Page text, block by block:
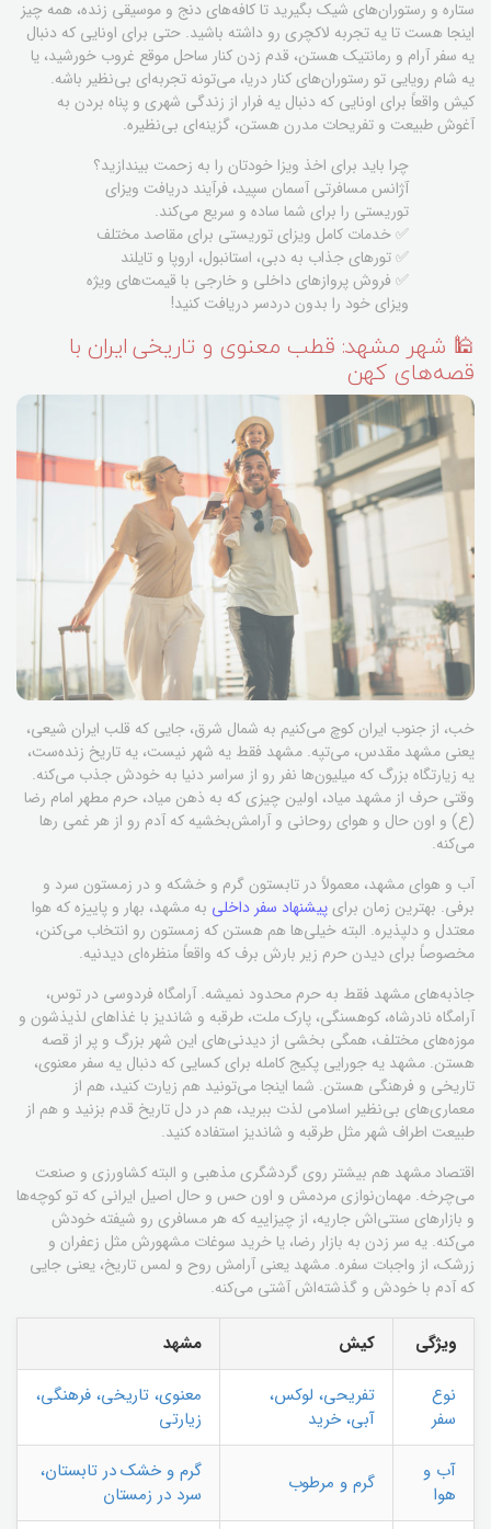
ستاره و رستوران‌های شیک بگیرید تا کافه‌های دنج و موسیقی زنده، همه چیز
اینجا هست تا یه تجربه لاکچری رو داشته باشید. حتی برای اونایی که دنبال
یه سفر آرام و رمانتیک هستن، قدم زدن کنار ساحل موقع غروب خورشید، یا
یه شام رویایی تو رستوران‌های کنار دریا، می‌تونه تجربه‌ای بی‌نظیر باشه.
کیش واقعاً برای اونایی که دنبال یه فرار از زندگی شهری و پناه بردن به
آغوش طبیعت و تفریحات مدرن هستن، گزینه‌ای بی‌نظیره.
چرا باید برای اخذ ویزا خودتان را به زحمت بیندازید؟
آژانس مسافرتی آسمان سپید، فرآیند دریافت ویزای
توریستی را برای شما ساده و سریع می‌کند.
✅ خدمات کامل ویزای توریستی برای مقاصد مختلف
✅ تورهای جذاب به دبی، استانبول، اروپا و تایلند
✅ فروش پروازهای داخلی و خارجی با قیمت‌های ویژه
ویزای خود را بدون دردسر دریافت کنید!
🕌 شهر مشهد: قطب معنوی و تاریخی ایران با
قصه‌های کهن
خب، از جنوب ایران کوچ می‌کنیم به شمال شرق، جایی که قلب ایران شیعی،
یعنی مشهد مقدس، می‌تپه. مشهد فقط یه شهر نیست، یه تاریخ زنده‌ست،
یه زیارتگاه بزرگ که میلیون‌ها نفر رو از سراسر دنیا به خودش جذب می‌کنه.
وقتی حرف از مشهد میاد، اولین چیزی که به ذهن میاد، حرم مطهر امام رضا
(ع) و اون حال و هوای روحانی و آرامش‌بخشیه که آدم رو از هر غمی رها
می‌کنه.
آب و هوای مشهد، معمولاً در تابستون گرم و خشکه و در زمستون سرد و
برفی. بهترین زمان برایپیشنهاد سفر داخلی به مشهد، بهار و پاییزه که هوا
معتدل و دلپذیره. البته خیلی‌ها هم هستن که زمستون رو انتخاب می‌کنن،
مخصوصاً برای دیدن حرم زیر بارش برف که واقعاً منظره‌ای دیدنیه.
جاذبه‌های مشهد فقط به حرم محدود نمیشه. آرامگاه فردوسی در توس،
آرامگاه نادرشاه، کوهسنگی، پارک ملت، طرقبه و شاندیز با غذاهای لذیذشون و
موزه‌های مختلف، همگی بخشی از دیدنی‌های این شهر بزرگ و پر از قصه
هستن. مشهد یه جورایی پکیج کامله برای کسایی که دنبال یه سفر معنوی،
تاریخی و فرهنگی هستن. شما اینجا می‌تونید هم زیارت کنید، هم از
معماری‌های بی‌نظیر اسلامی لذت ببرید، هم در دل تاریخ قدم بزنید و هم از
طبیعت اطراف شهر مثل طرقبه و شاندیز استفاده کنید.
اقتصاد مشهد هم بیشتر روی گردشگری مذهبی و البته کشاورزی و صنعت
می‌چرخه. مهمان‌نوازی مردمش و اون حس و حال اصیل ایرانی که تو کوچه‌ها
و بازارهای سنتی‌اش جاریه، از چیزاییه که هر مسافری رو شیفته خودش
می‌کنه. یه سر زدن به بازار رضا، یا خرید سوغات مشهورش مثل زعفران و
زرشک، از واجبات سفره. مشهد یعنی آرامش روح و لمس تاریخ، یعنی جایی
که آدم با خودش و گذشته‌اش آشتی می‌کنه.
ویژگی کیش
مشهد
نوع
سفر
تفریحی، لوکس،
آبی، خرید
معنوی، تاریخی، فرهنگی،
زیارتی
آب و
هوا
گرم و مرطوب
گرم و خشک در تابستان،
سرد در زمستان